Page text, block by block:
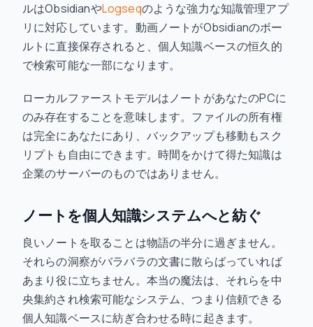
ルはObsidianやLogseqのような強力な知識管理アプ
リに対応しています。動画ノートがObsidianのボー
ルトに直接保存されると、個人知識ベースの恒久的
で検索可能な一部になります。
ローカルファーストモデルはノートがあなたのPCに
のみ存在することを意味します。ファイルの所有権
は完全にあなたにあり、バックアップも移動もスク
リプトも自由にできます。時間をかけて得た知識は
企業のサーバーのものではありません。
ノートを個人知識システムへと紡ぐ
良いノートを取ることは物語の半分に過ぎません。
それらの洞察がバラバラの文書に散らばっていれば
あまり役に立ちません。本当の魔法は、それらを中
央集約され検索可能なシステム、つまり信頼できる
個人知識ベースに紡ぎ合わせる時に起きます。